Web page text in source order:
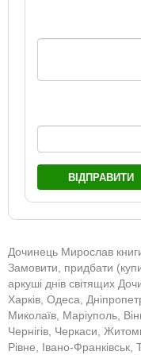
ВІДПРАВИТИ
Дочинець Мирослав
Замовити, придбати
аркуші днів світящих
Харків, Одеса,
Миколаїв, Маріуполь,
Чернігів, Черкаси,
Рівне, Івано-